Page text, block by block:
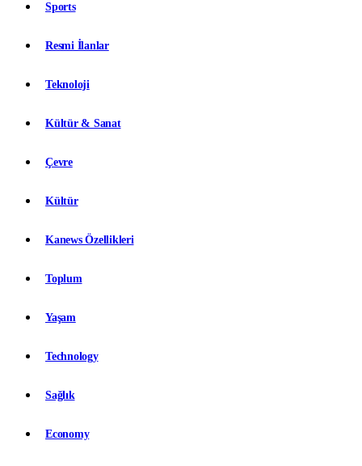
Sports
Resmi İlanlar
Teknoloji
Kültür & Sanat
Çevre
Kültür
Kanews Özellikleri
Toplum
Yaşam
Technology
Sağlık
Economy